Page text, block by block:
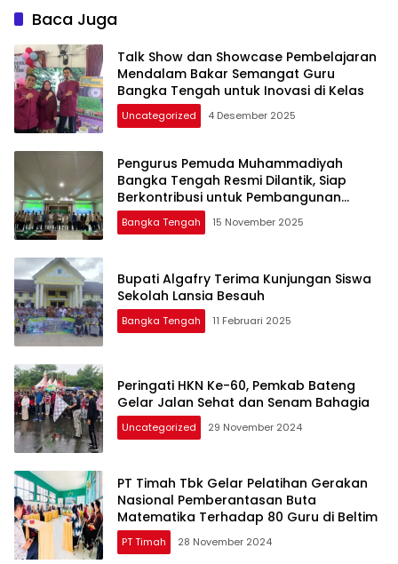
Terhadap 80 Guru di
BeltimBaca Juga
Talk Show dan Showcase Pembelajaran
Mendalam Bakar Semangat Guru
Bangka Tengah untuk Inovasi di Kelas
Uncategorized 4 Desember 2025
Pengurus Pemuda Muhammadiyah
Bangka Tengah Resmi Dilantik, Siap
Berkontribusi untuk Pembangunan
Daerah
Bangka Tengah 15 November 2025
Bupati Algafry Terima Kunjungan Siswa
Sekolah Lansia Besauh
Bangka Tengah 11 Februari 2025
Peringati HKN Ke-60, Pemkab Bateng
Gelar Jalan Sehat dan Senam Bahagia
Uncategorized 29 November 2024
PT Timah Tbk Gelar Pelatihan Gerakan
Nasional Pemberantasan Buta
Matematika Terhadap 80 Guru di Beltim
PT Timah 28 November 2024